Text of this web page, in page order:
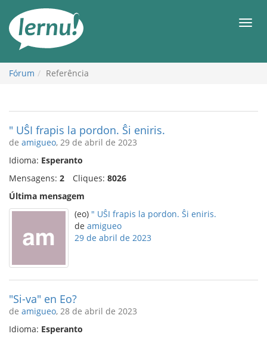
conteúdo
Fórum Referência
" UŜI frapis la pordon. Ŝi eniris.
de amigueo, 29 de abril de 2023
Idioma: Esperanto
Mensagens: 2 Cliques: 8026
Última mensagem
(eo) " UŜI frapis la pordon. Ŝi eniris.
de amigueo
29 de abril de 2023
"Si-va" en Eo?
de amigueo, 28 de abril de 2023
Idioma: Esperanto